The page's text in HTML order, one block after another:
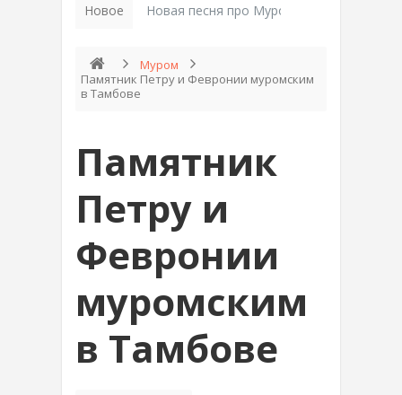
Новое Новая песня про Муром: «Былинный
Муром
Памятник Петру и Февронии муромским
в Тамбове
Памятник
Петру и
Февронии
муромским
в Тамбове